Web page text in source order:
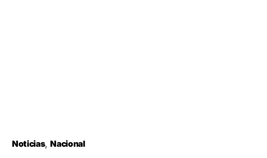
Noticias Nacional